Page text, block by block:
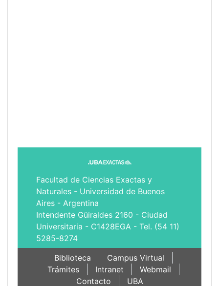
Facultad de Ciencias Exactas y
Naturales - Universidad de Buenos
Aires - Argentina
Intendente Güiraldes 2160 - Ciudad
Universitaria - C1428EGA - Tel. (54 11)
5285-8274
Biblioteca
Campus Virtual
Trámites
Intranet
Webmail
Contacto
UBA